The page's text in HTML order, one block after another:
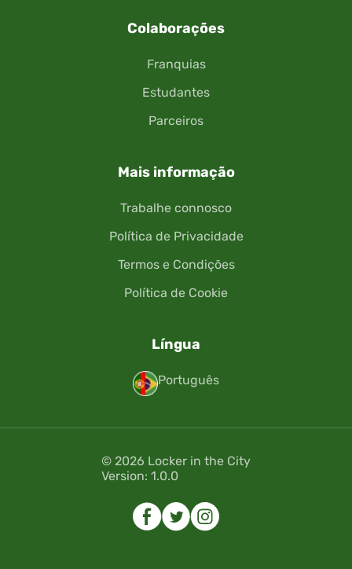
Colaborações
Franquias
Estudantes
Parceiros
Mais informação
Trabalhe connosco
Política de Privacidade
Termos e Condições
Política de Cookie
Língua
Português
© 2026 Locker in the City
Version: 1.0.0